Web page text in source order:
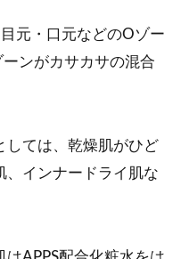
元・口元などのOゾー
ンがカサカサの混合
しては、乾燥肌がひど
、インナードライ肌な